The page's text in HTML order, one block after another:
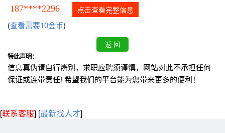
187****2296 点击查看完整信息
(查看需要10金币)
特此声明：
信息真伪请自行辨别，求职应聘须谨慎，网站对此不承担任何
保证或连带责任! 希望我们的平台能为您带来更多的便利！
[联系客服] [最新找人才]